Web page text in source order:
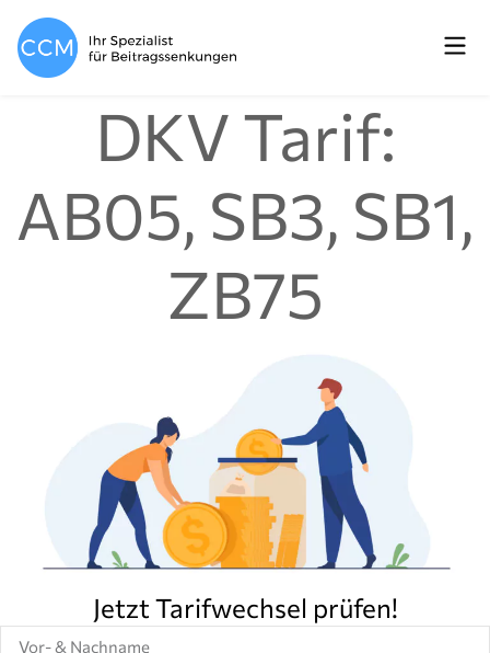
DKV Tarif:
AB05, SB3, SB1,
ZB75
Jetzt Tarifwechsel prüfen!